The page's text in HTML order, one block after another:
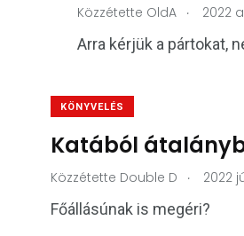
Közzétette OldA . 2022
Arra kérjük a pártokat,
KÖNYVELÉS
Katából
Közzétette Double D . 2022
Főállásúnak is megéri?